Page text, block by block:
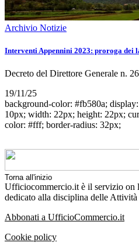
Archivio Notizie
Interventi Appennini 2023: proroga dei
Decreto del Direttore Generale n.
19/11/25
background-color: #fb580a;
10px; width: 22px; height: 22px;
color: #fff; border-radius: 32px;
Torna all'inizio
Ufficiocommercio.it è il servizio on
dedicato alla disciplina delle
Abbonati a UfficioCommercio.it
Cookie policy